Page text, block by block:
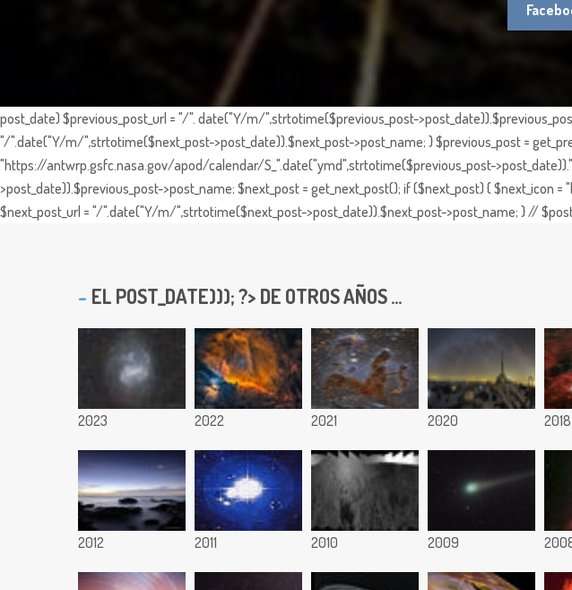
post_date) $previous_post_url = "/". date("Y/m/",strtotime($previous_post-
"/".date("Y/m/",strtotime($next_post->post_date)).$next_post->post_name; } $previous_post =
"https://antwrp.gsfc.nasa.gov/apod/calendar/S_".date("ymd",strtotime($previous_post-
>post_date)).$previous_post->post_name; $next_post = get_next_post(); if ($next_post) {
$next_post_url = "/".date("Y/m/",strtotime($next_post->post_date)).$next_post->post_name; } //
EL POST_DATE))); ?> DE OTROS AÑOS ...
2023 2022 2021 2020 2018
2012 2011 2010 2009